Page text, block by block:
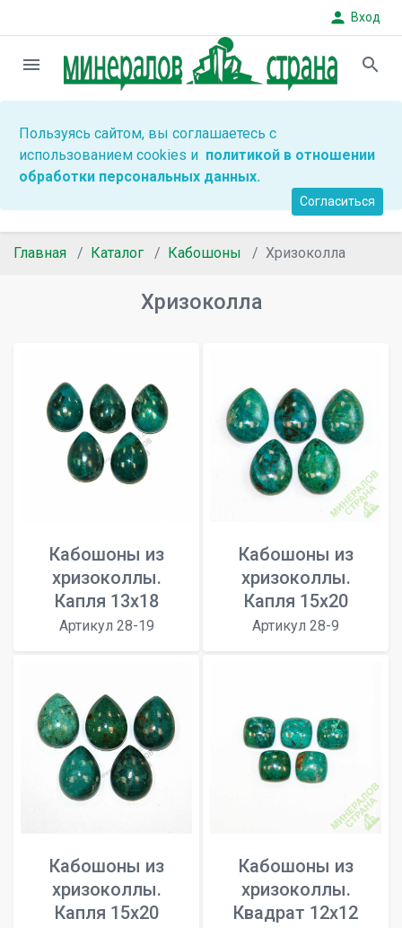
person Вход
menu search
Пользуясь сайтом, вы соглашаетесь с
использованием cookies и политикой в отношении
обработки персональных данных.
Согласиться
Главная Каталог Кабошоны Хризоколла
Хризоколла
Кабошоны из
хризоколлы.
Капля 13х18
Артикул 28-19
Кабошоны из
хризоколлы.
Капля 15х20
Артикул 28-9
Кабошоны из
хризоколлы.
Капля 15х20
Кабошоны из
хризоколлы.
Квадрат 12х12